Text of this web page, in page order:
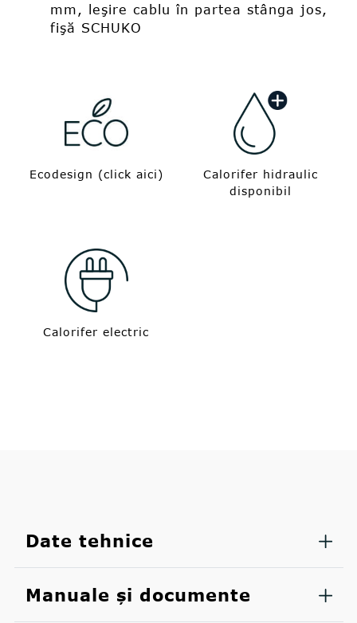
mm, leşire cablu în partea stânga jos,
fişă SCHUKO
Ecodesign (click aici)
Calorifer hidraulic
disponibil
Calorifer electric
Date tehnice
Manuale și documente